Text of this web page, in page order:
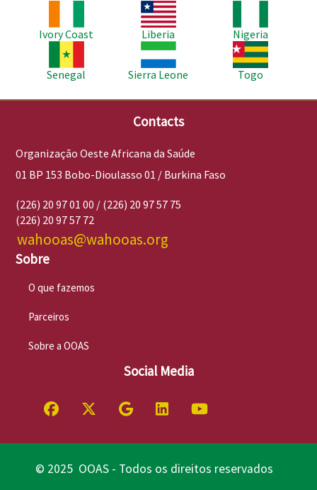
Ivory Coast
Imagem
Liberia
Nigeria
Imagem
Senegal
Imagem
Sierra Leone
Imagem
Togo
Contacts
Organização Oeste Africana da Saúde
01 BP 153 Bobo-Dioulasso 01 / Burkina Faso
(226) 20 97 01 00 / (226) 20 97 57 75
(226) 20 97 57 72
wahooas@wahooas.org
Sobre
O que fazemos
Parceiros
Sobre a OOAS
Social Media
© 2025 OOAS - Todos os direitos reservados